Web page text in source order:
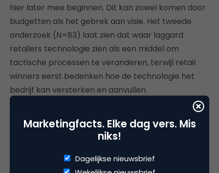
hier later mee beginnen. Dit kan zowel komen door
budgetten als het gebrek aan visie. Het tweede
onderzoek (N=83) laat zien dat waar laggard
retailers technologie zien als een middel om
tactische processen te veranderen, terwijl retail
winners eerst bedenken hoe de technologie het
bedrijf kan versterken en aanvullen.
Marketingfacts. Elke dag vers. Mis
niks!
Dagelijkse nieuwsbrief